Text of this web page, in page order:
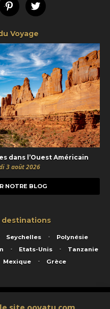
PinterestTwitter
Voyage
dans l’Ouest Américain
3 août 2026
NOTRE BLOG
destinations
Seychelles
Polynésie
Etats-Unis
Tanzanie
Mexique Grèce
Picquart 75017 Paris - S.A.S